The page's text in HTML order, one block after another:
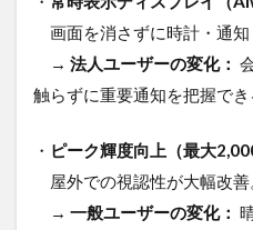
画面を消さずに時計・通知
→ 法人ユーザーの変化：
触らずに重要通知を把握でき
・ ピーク輝度向上（最大
屋外での視認性が大幅改善
→ 一般ユーザーの変化：